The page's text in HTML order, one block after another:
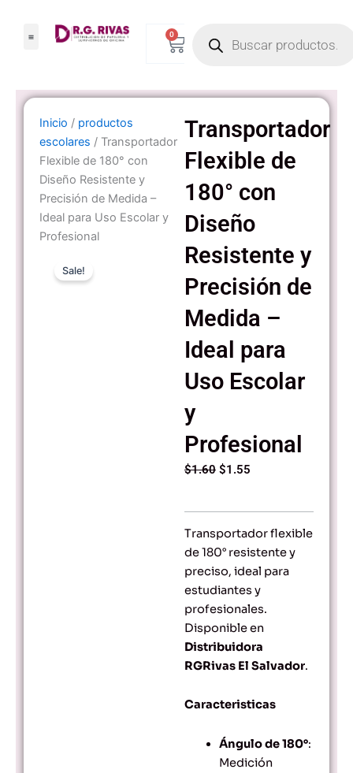
0
Carrito
search
Inicio / productos
escolares / Transportador
Flexible de 180° con
Diseño Resistente y
Precisión de Medida –
Ideal para Uso Escolar y
Profesional
Sale!
Transportador
Flexible de
180° con
Diseño
Resistente y
Precisión de
Medida –
Ideal para
Uso Escolar
y
Profesional
$1.60 Original
$1.60.
$1.55
$1.55.
Transportador flexible
de 180° resistente y
preciso, ideal para
estudiantes y
profesionales.
Disponible en
Distribuidora
RGRivas El Salvador.
Caracteristicas
Ángulo de 180°:
Medición